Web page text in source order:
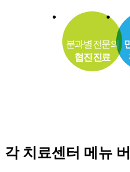
분과별 전문의
협진 진료
각 치료센터 메뉴